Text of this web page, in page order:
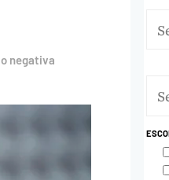
negativa